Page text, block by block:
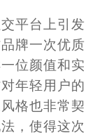
平台上引发
牌一次优质
位颜值和实
年轻用户的
格也非常契
，使得这次